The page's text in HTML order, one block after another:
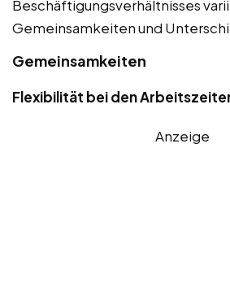
Beschäftigungsverhältnisses
Gemeinsamkeiten und
Gemeinsamkeiten
Flexibilität bei den
Anzeige